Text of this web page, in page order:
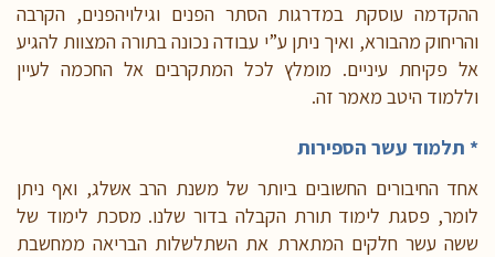
ההקדמה עוסקת במדרגות הסתר הפנים וגילויהפנים, הקרבה
והריחוק מהבורא, ואיך ניתן ע”י עבודה נכונה בתורה המצוות להגיע
אל פקיחת עיניים. מומלץ לכל המתקרבים אל החכמה לעיין
וללמוד היטב מאמר זה.
* תלמוד עשר הספירות
אחד החיבורים החשובים ביותר של משנת הרב אשלג, ואף ניתן
לומר, פסגת לימוד תורת הקבלה בדור שלנו. מסכת לימוד של
ששה עשר חלקים המתארת את השתלשלות הבריאה ממחשבת